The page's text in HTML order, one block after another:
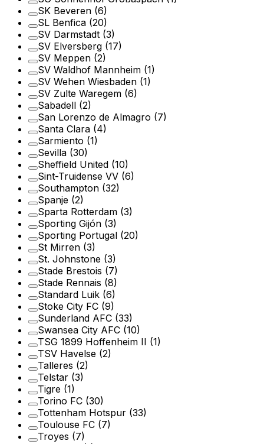
SK Beveren (6)
SL Benfica (20)
SV Darmstadt (3)
SV Elversberg (17)
SV Meppen (2)
SV Waldhof Mannheim (1)
SV Wehen Wiesbaden (1)
SV Zulte Waregem (6)
Sabadell (2)
San Lorenzo de Almagro (7)
Santa Clara (4)
Sarmiento (1)
Sevilla (30)
Sheffield United (10)
Sint-Truidense VV (6)
Southampton (32)
Spanje (2)
Sparta Rotterdam (3)
Sporting Gijón (3)
Sporting Portugal (20)
St Mirren (3)
St. Johnstone (3)
Stade Brestois (7)
Stade Rennais (8)
Standard Luik (6)
Stoke City FC (9)
Sunderland AFC (33)
Swansea City AFC (10)
TSG 1899 Hoffenheim II (1)
TSV Havelse (2)
Talleres (2)
Telstar (3)
Tigre (1)
Torino FC (30)
Tottenham Hotspur (33)
Toulouse FC (7)
Troyes (7)